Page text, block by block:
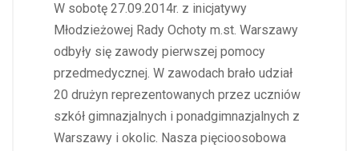
W sobotę 27.09.2014r. z inicjatywy
Młodzieżowej Rady Ochoty m.st. Warszawy
odbyły się zawody pierwszej pomocy
przedmedycznej. W zawodach brało udział
20 drużyn reprezentowanych przez uczniów
szkół gimnazjalnych i ponadgimnazjalnych z
Warszawy i okolic. Nasza pięcioosobowa